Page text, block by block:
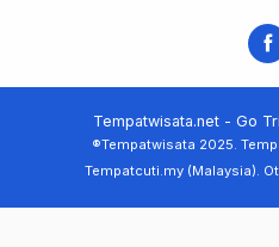
Tempatwisata.net - Go
®Tempatwisata 2025.
Tempatcuti.my (Malaysia).